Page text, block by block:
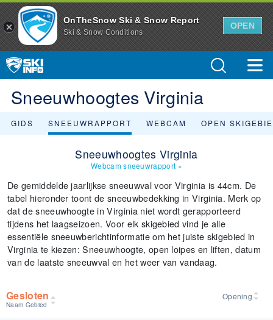
OnTheSnow Ski & Snow Report
Ski & Snow Conditions
OPEN
Sneeuwhoogtes Virginia
GIDS SNEEUWRAPPORT WEBCAM OPEN
Sneeuwhoogtes Virginia
Webcam sneeuwrapport »
De gemiddelde jaarlijkse sneeuwval voor Virginia is 44cm. De
tabel hieronder toont de sneeuwbedekking in Virginia. Merk op
dat de sneeuwhoogte in Virginia niet wordt gerapporteerd
tijdens het laagseizoen. Voor elk skigebied vind je alle
essentiële sneeuwberichtinformatie om het juiste skigebied in
Virginia te kiezen: Sneeuwhoogte, open loipes en liften, datum
van de laatste sneeuwval en het weer van vandaag.
Gesloten
Naam Gebied
Opening